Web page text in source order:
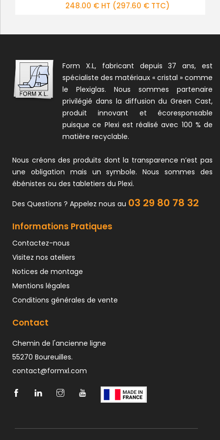
248.00 € HT (297.60 € TTC)
356.00 € HT (427.20 € TTC)
Form X.L, fabricant depuis 37 ans, est
spécialiste des matériaux « cristal » comme
le Plexiglas. Nous sommes partenaire
privilégié dans la diffusion du Green Cast,
produit innovant et écoresponsable
puisque ce Plexi est réalisé avec 100 % de
matière recyclable.
Nous créons des produits dont la transparence n’est pas
une obligation mais un symbole. Nous sommes des
ébénistes ou des tabletiers du Plexi.
Des Questions ? Appelez nous au 03 29 80 78 32
Informations Pratiques
Contactez-nous
Visitez nos ateliers
Notices de montage
Mentions légales
Conditions générales de vente
Contact
Chemin de l'ancienne ligne
55270 Boureuilles.
contact@formxl.com